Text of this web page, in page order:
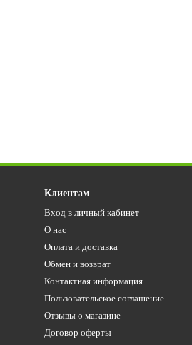
Клиентам
Вход в личный кабинет
О нас
Оплата и доставка
Обмен и возврат
Контактная информация
Пользовательское соглашение
Отзывы о магазине
Договор оферты